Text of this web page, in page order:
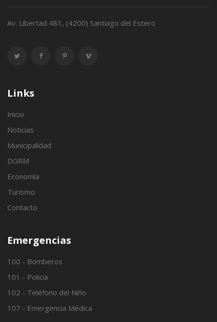
Av. Libertad 481, (4200) Santiago del Estero
Links
Inicio
Noticias
Municipalidad
DGRM
Economía
Turismo
Contacto
Emergencias
100 - Bomberos
101 - Policía
102 - Teléfono del Niño
107 - Emergencia Médica